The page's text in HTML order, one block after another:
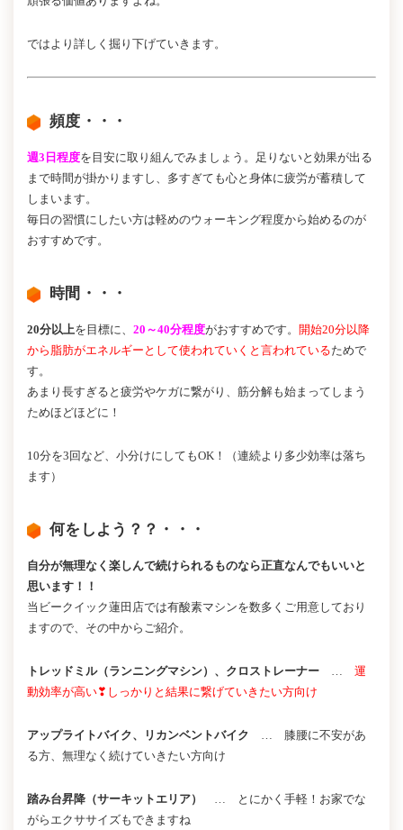
ではより詳しく掘り下げていきます。
頻度・・・
週3日程度を目安に取り組んでみましょう。足りないと効果が出る
まで時間が掛かりますし、多すぎても心と身体に疲労が蓄積して
しまいます。
毎日の習慣にしたい方は軽めのウォーキング程度から始めるのが
おすすめです。
時間・・・
20分以上を目標に、 20～40分程度がおすすめです。 開始20分以降
から脂肪がエネルギーとして使われていくと言われているためで
す。
あまり長すぎると疲労やケガに繋がり、筋分解も始まってしまう
ためほどほどに！
10分を3回など、小分けにしてもOK！（連続より多少効率は落ち
ます）
何をしよう？？・・・
自分が無理なく楽しんで続けられるものなら正直なんでもいいと
思います！！
当ビークイック蓮田店では有酸素マシンを数多くご用意しており
ますので、その中からご紹介。
トレッドミル（ランニングマシン）、クロストレーナー … 運
動効率が高い❣ しっかりと結果に繋げていきたい方向け
アップライトバイク、リカンベントバイク … 膝腰に不安があ
る方、無理なく続けていきたい方向け
踏み台昇降（サーキットエリア）
… とにかく手軽！お家でな
がらエクササイズもできますね